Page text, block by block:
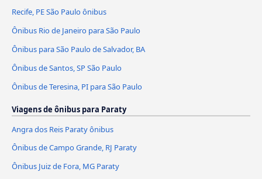
Recife, PE São Paulo ônibus
Ônibus Rio de Janeiro para São Paulo
Ônibus para São Paulo de Salvador, BA
Ônibus de Santos, SP São Paulo
Ônibus de Teresina, PI para São Paulo
Viagens de ônibus para Paraty
Angra dos Reis Paraty ônibus
Ônibus de Campo Grande, RJ Paraty
Ônibus Juiz de Fora, MG Paraty